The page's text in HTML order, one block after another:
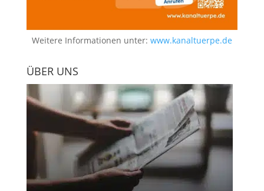
Weitere Informationen unter: www.kanaltuerpe.de
ÜBER UNS